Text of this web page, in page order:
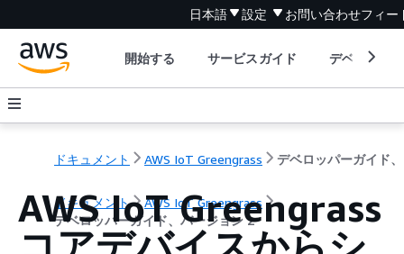
日本語 設定 お問い合わせフィー
開始する サービスガイド デベロッパ
ドキュメント AWS IoT Greengrass
ドキュメント
AWS IoT Greengrass
デベロッパーガイド、バージョン 2
AWS IoT Greengrass
コアデバイスからシ